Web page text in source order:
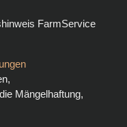
FarmService
Mängelhaftung,